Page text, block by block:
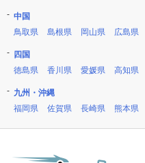
中国
鳥取県
島根県 岡山県 広島県
四国
徳島県
香川県 愛媛県 高知県
九州・沖縄
福岡県
佐賀県 長崎県 熊本県